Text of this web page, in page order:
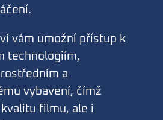
vám umožní přístup k
technologiím,
a
vybavení, čímž
filmu, ale i